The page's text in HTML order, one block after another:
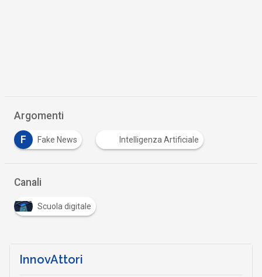
Argomenti
F Fake News Intelligenza Artificiale
Canali
Scuola digitale
InnovAttori